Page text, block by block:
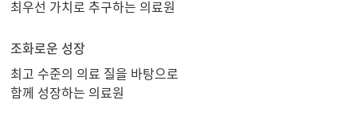
최우선 가치로 추구하는 의료원
조화로운 성장
최고 수준의 의료 질을 바탕으로
함께 성장하는 의료원